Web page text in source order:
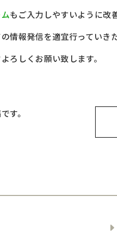
もご入力しやすいように改
情報発信を適宜行っていき
ろしくお願い致します。
す。